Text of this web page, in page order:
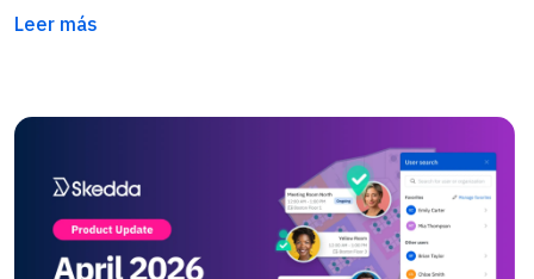
Leer más